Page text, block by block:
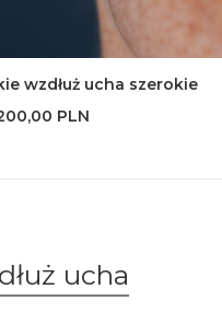
wzdłuż ucha szerokie
PLN
ucha